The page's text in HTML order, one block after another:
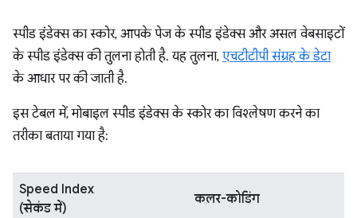
स्पीड इंडेक्स का स्कोर, आपके पेज के स्पीड इंडेक्स और असल वेबसाइटों
के स्पीड इंडेक्स की तुलना होती है. यह तुलना, एचटीटीपी संग्रह के डेटा
के आधार पर की जाती है.
इस टेबल में, मोबाइल स्पीड इंडेक्स के स्कोर का विश्लेषण करने का
तरीका बताया गया है:
Speed Index
(सेकंड में)
कलर-कोडिंग